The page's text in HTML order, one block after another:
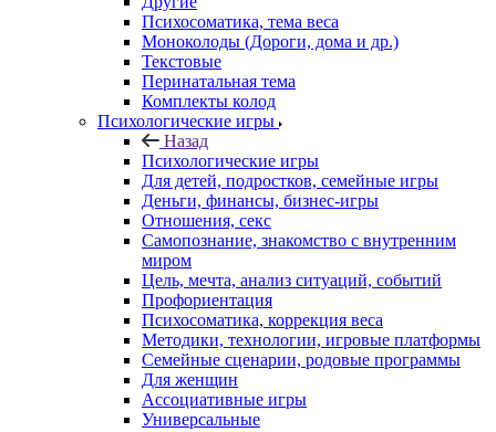
Психосоматика, тема веса
Моноколоды (Дороги, дома и др.)
Текстовые
Перинатальная тема
Комплекты колод
Психологические игры
Назад
Психологические игры
Для детей, подростков, семейные игры
Деньги, финансы, бизнес-игры
Отношения, секс
Самопознание, знакомство с внутренним
миром
Цель, мечта, анализ ситуаций, событий
Профориентация
Психосоматика, коррекция веса
Методики, технологии, игровые платформы
Семейные сценарии, родовые программы
Для женщин
Ассоциативные игры
Универсальные